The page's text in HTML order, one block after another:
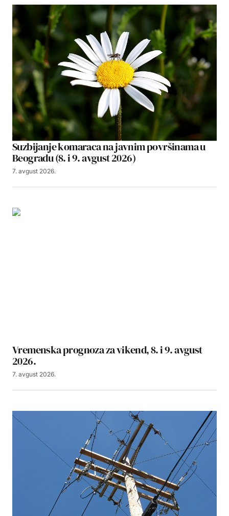
Suzbijanje komaraca na javnim površinama u
Beogradu (8. i 9. avgust 2026)
7. avgust 2026.
Vremenska prognoza za vikend, 8. i 9. avgust
2026.
7. avgust 2026.